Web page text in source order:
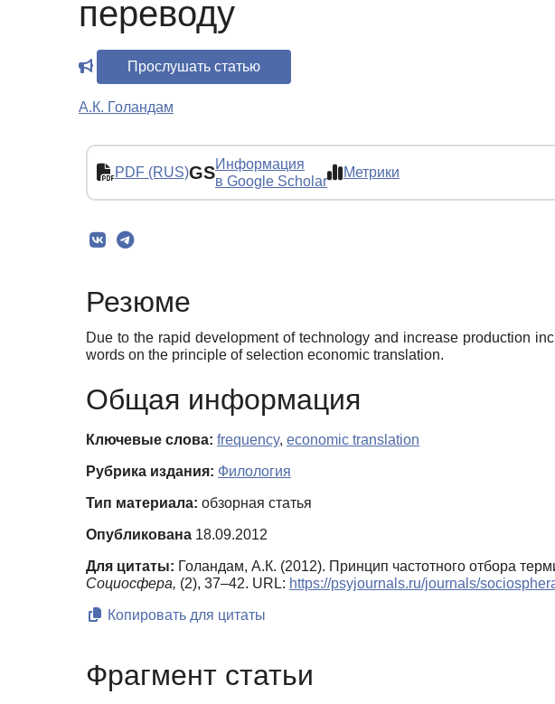
переводу
Прослушать статью
А.К. Голандам
PDF (RUS)GSИнформация
в Google Scholar
Метрики
Резюме
Due to the rapid development of technology and increase production
words on the principle of selection economic translation.
Общая информация
Ключевые слова: frequency, economic translation
Рубрика издания: Филология
Тип материала: обзорная статья
Опубликована 18.09.2012
Для цитаты: Голандам, А.К. (2012). Принцип частотного отбора
Социосфера, (2), 37–42. URL: https://psyjournals.ru/journals/
Копировать для цитаты
Фрагмент статьи